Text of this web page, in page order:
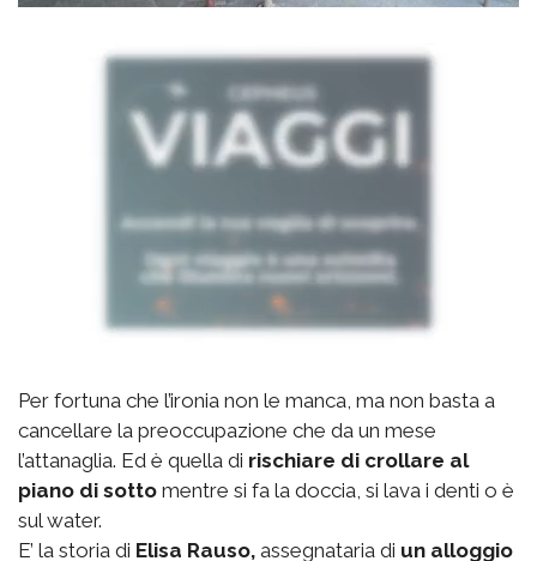
Per fortuna che l’ironia non le manca, ma non basta a
cancellare la preoccupazione che da un mese
l’attanaglia. Ed è quella di rischiare di crollare al
piano di sotto mentre si fa la doccia, si lava i denti o è
sul water.
E’ la storia di Elisa Rauso, assegnataria di un alloggio